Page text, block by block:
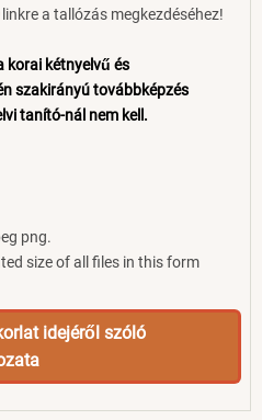
linkre a tallózás megkezdéséhez!
korai kétnyelvű és
szakirányú továbbképzés
tanító-nál nem kell.
png.
size of all files in this form
idejéről szóló